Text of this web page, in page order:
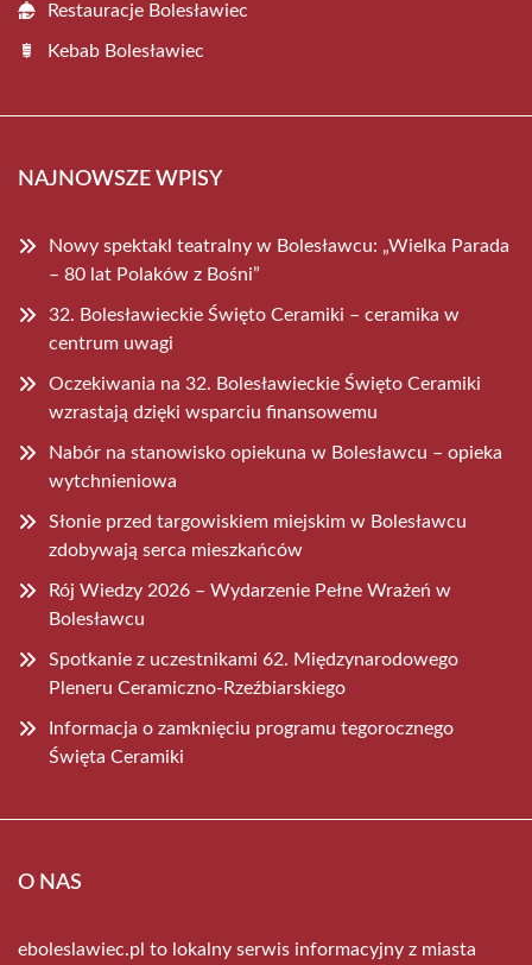
Restauracje Bolesławiec
Kebab Bolesławiec
NAJNOWSZE WPISY
Nowy spektakl teatralny w Bolesławcu: „Wielka Parada
– 80 lat Polaków z Bośni”
32. Bolesławieckie Święto Ceramiki – ceramika w
centrum uwagi
Oczekiwania na 32. Bolesławieckie Święto Ceramiki
wzrastają dzięki wsparciu finansowemu
Nabór na stanowisko opiekuna w Bolesławcu – opieka
wytchnieniowa
Słonie przed targowiskiem miejskim w Bolesławcu
zdobywają serca mieszkańców
Rój Wiedzy 2026 – Wydarzenie Pełne Wrażeń w
Bolesławcu
Spotkanie z uczestnikami 62. Międzynarodowego
Pleneru Ceramiczno-Rzeźbiarskiego
Informacja o zamknięciu programu tegorocznego
Święta Ceramiki
O NAS
eboleslawiec.pl to lokalny serwis informacyjny z miasta